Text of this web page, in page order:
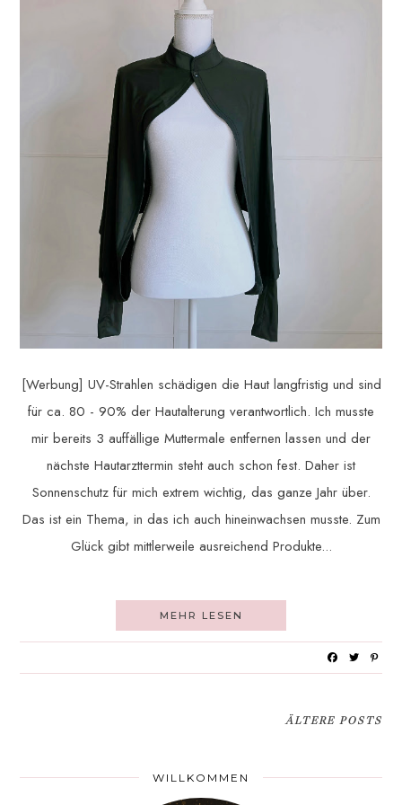
[Werbung] UV-Strahlen schädigen die Haut langfristig und sind
für ca. 80 - 90% der Hautalterung verantwortlich. Ich musste
mir bereits 3 auffällige Muttermale entfernen lassen und der
nächste Hautarzttermin steht auch schon fest. Daher ist
Sonnenschutz für mich extrem wichtig, das ganze Jahr über.
Das ist ein Thema, in das ich auch hineinwachsen musste. Zum
Glück gibt mittlerweile ausreichend Produkte...
MEHR LESEN
ÄLTERE POSTS
WILLKOMMEN